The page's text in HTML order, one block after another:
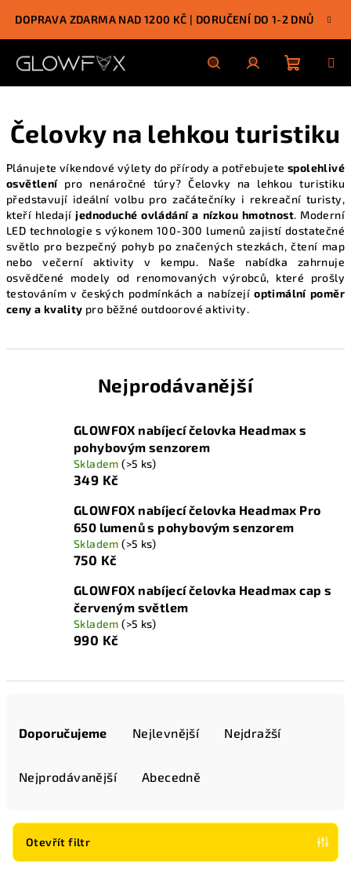
obsah
DOPRAVA ZDARMA NAD 1200 KČ | DORUČENÍ DO 1-2 DNŮ
HledatPřihlášení
košík
Čelovky na lehkou turistiku
Plánujete víkendové výlety do přírody a potřebujete spolehlivé
osvětlenípro nenáročné túry? Čelovky na lehkou turistiku
představují ideální volbu pro začátečníky i rekreační turisty,
kteří hledajíjednoduché ovládání a nízkou hmotnost. Moderní
LED technologie s výkonem 100-300 lumenů zajistí dostatečné
světlo pro bezpečný pohyb po značených stezkách, čtení map
nebo večerní aktivity v kempu. Naše nabídka zahrnuje
osvědčené modely od renomovaných výrobců, které prošly
testováním v českých podmínkách a nabízejíoptimální poměr
ceny a kvality pro běžné outdoorové aktivity.
Nejprodávanější
GLOWFOX nabíjecí čelovka Headmax s
pohybovým senzorem
Skladem(>5 ks)
349 Kč
GLOWFOX nabíjecí čelovka Headmax Pro
650 lumenů s pohybovým senzorem
Skladem(>5 ks)
750 Kč
GLOWFOX nabíjecí čelovka Headmax cap s
červeným světlem
Skladem(>5 ks)
990 Kč
r
Doporučujeme Nejlevnější Nejdražší
Nejprodávanější Abecedně
Otevřít filtr